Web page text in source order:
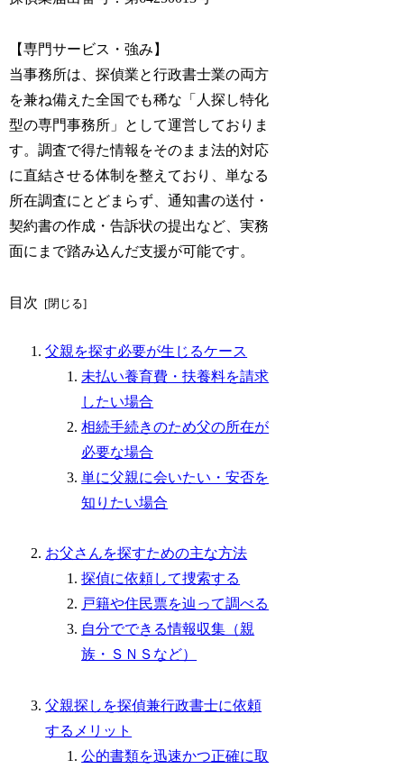
【専門サービス・強み】
当事務所は、探偵業と行政書士業の両方
を兼ね備えた全国でも稀な「人探し特化
型の専門事務所」として運営しておりま
す。調査で得た情報をそのまま法的対応
に直結させる体制を整えており、単なる
所在調査にとどまらず、通知書の送付・
契約書の作成・告訴状の提出など、実務
面にまで踏み込んだ支援が可能です。
目次
父親を探す必要が生じるケース
未払い養育費・扶養料を請求
したい場合
相続手続きのため父の所在が
必要な場合
単に父親に会いたい・安否を
知りたい場合
お父さんを探すための主な方法
探偵に依頼して捜索する
戸籍や住民票を辿って調べる
自分でできる情報収集（親
族・ＳＮＳなど）
父親探しを探偵兼行政書士に依頼
するメリット
公的書類を迅速かつ正確に取